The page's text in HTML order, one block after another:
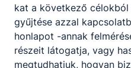
Fenntarthatósági
kat a következő célokból
gyűjtése azzal
honlapot -annak
részeit látogatja, vagy
megtudhatjuk, hogyan